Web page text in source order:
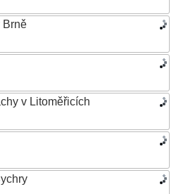
Brně
v Litoměřicích